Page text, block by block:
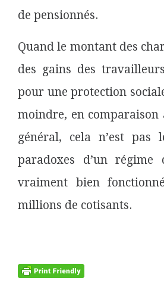
de pensionnés.
Quand le montant des
des gains des
pour une protection
moindre, en comparaison
général, cela n’est pas
paradoxes d’un régime
vraiment bien
millions de cotisants.